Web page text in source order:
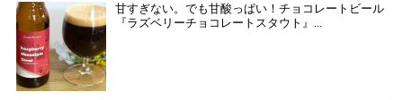
甘すぎない。でも甘酸っぱい！チョコレートビール
『ラズベリーチョコレートスタウト』...